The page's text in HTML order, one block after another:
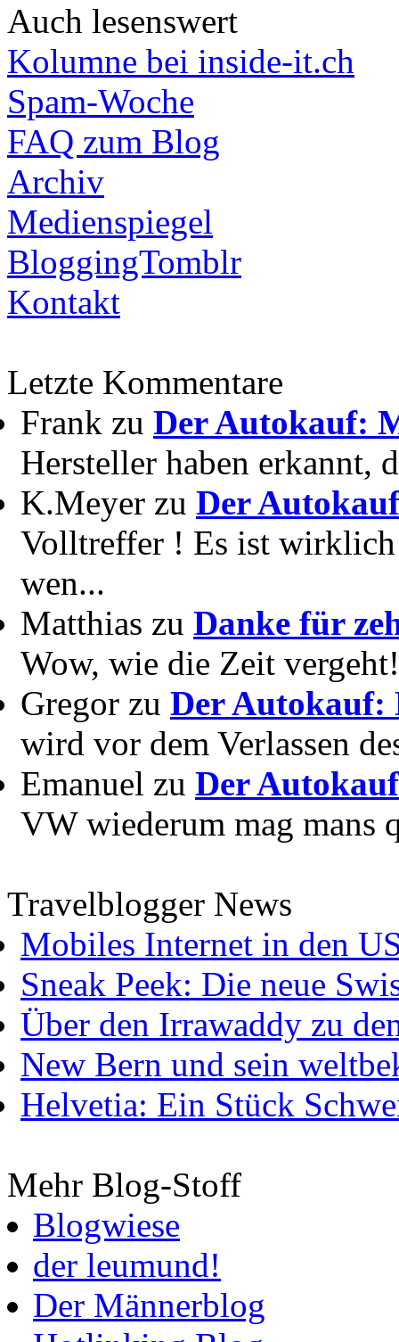
Auch lesenswert
Kolumne bei inside-it.ch
Spam-Woche
FAQ zum Blog
Archiv
Medienspiegel
BloggingTomblr
Kontakt
Letzte Kommentare
Frank zu Der Autokauf:
Hersteller haben erkannt,
K.Meyer zu Der
Volltreffer ! Es ist wirklich
wen...
Matthias zu Danke für
Wow, wie die Zeit
Gregor zu Der Autokauf:
wird vor dem Verlassen
Emanuel zu Der
VW wiederum mag mans
Travelblogger News
Mobiles Internet in den
Sneak Peek: Die neue
Über den Irrawaddy zu
New Bern und sein
Helvetia: Ein Stück
Mehr Blog-Stoff
Blogwiese
der leumund!
Der Männerblog